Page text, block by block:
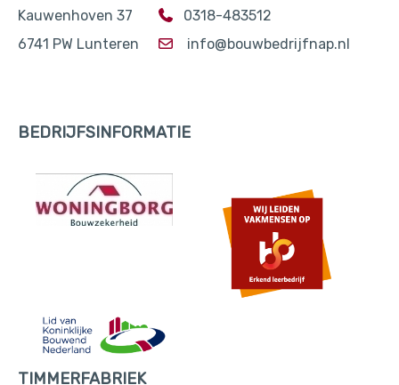
Kauwenhoven 37
6741 PW Lunteren
0318-483512
info@bouwbedrijfnap.nl
BEDRIJFSINFORMATIE
TIMMERFABRIEK